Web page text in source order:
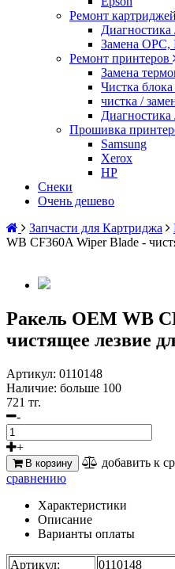
Ремонт картриджей
Диагностика
Замена
Ремонт принтеров
Замена
Чистка блока
чистка /
Прошивка
Samsung
Xerox
HP
Снеки
Очень дешево
Запчасти для Картриджа
WB CF360A Wiper Blade -
Ракель OEM WB
чистящее лезвие
Артикул: 0110148
Наличие: больше 100
721 тг.
-
+
В корзину добавить к
сравнению
Характеристики
Описание
Варианты оплаты
Артикул:
0110148